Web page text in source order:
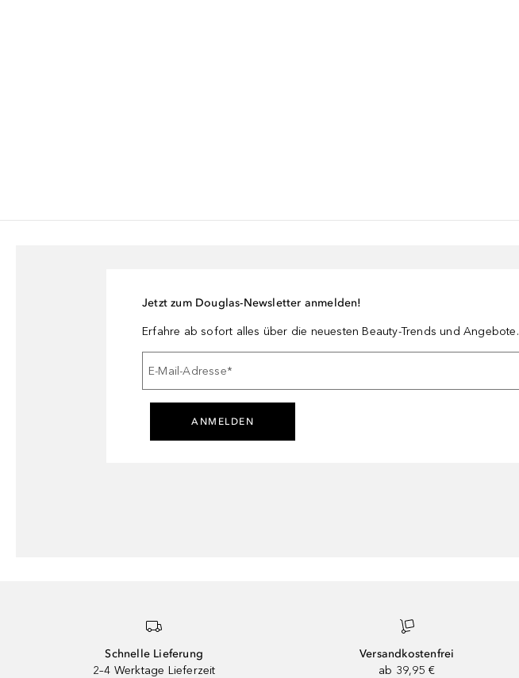
Jetzt zum Douglas-Newsletter anmelden!
Erfahre ab sofort alles über die neuesten Beauty-Trends und Angebote.
E-Mail-Adresse*
ANMELDEN
Schnelle Lieferung
2–4 Werktage Lieferzeit
Versandkostenfrei
ab 39,95 €